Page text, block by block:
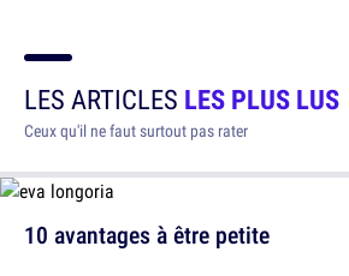
LES ARTICLES LES PLUS LUS
Ceux qu'il ne faut surtout pas rater
10 avantages à être petite